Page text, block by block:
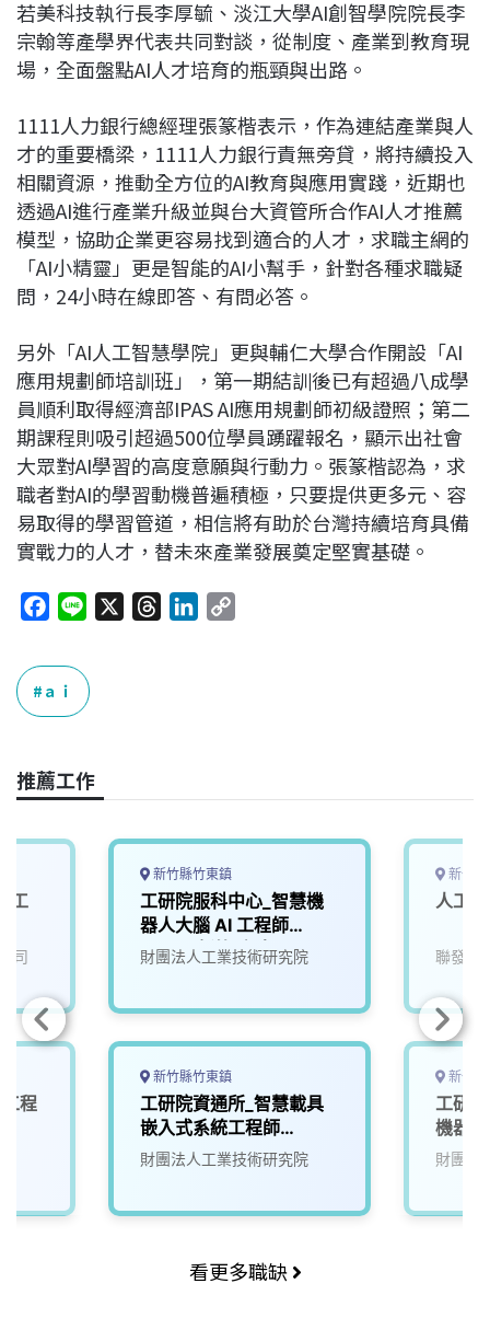
若美科技執行長李厚毓、淡江大學AI創智學院院長李
宗翰等產學界代表共同對談，從制度、產業到教育現
場，全面盤點AI人才培育的瓶頸與出路。
1111人力銀行總經理張篆楷表示，作為連結產業與人
才的重要橋梁，1111人力銀行責無旁貸，將持續投入
相關資源，推動全方位的AI教育與應用實踐，近期也
透過AI進行產業升級並與台大資管所合作AI人才推薦
模型，協助企業更容易找到適合的人才，求職主網的
「AI小精靈」更是智能的AI小幫手，針對各種求職疑
問，24小時在線即答、有問必答。
另外「AI人工智慧學院」更與輔仁大學合作開設「AI
應用規劃師培訓班」，第一期結訓後已有超過八成學
員順利取得經濟部IPAS AI應用規劃師初級證照；第二
期課程則吸引超過500位學員踴躍報名，顯示出社會
大眾對AI學習的高度意願與行動力。張篆楷認為，求
職者對AI的學習動機普遍積極，只要提供更多元、容
易取得的學習管道，相信將有助於台灣持續培育具備
實戰力的人才，替未來產業發展奠定堅實基礎。
c
e
b
o
k
e
n
k
ａｉ
推薦工作
工
司
程
新竹縣竹東鎮
工研院服科中心_智慧機
器人大腦 AI 工程師
(A000新竹/台南)
財團法人工業技術研究院
新竹縣竹東鎮
工研院資通所_智慧載具
嵌入式系統工程師
(U303)
財團法人工業技術研究院
新竹
人工
聯發科
新竹
工研
機器
財團法
看更多職缺